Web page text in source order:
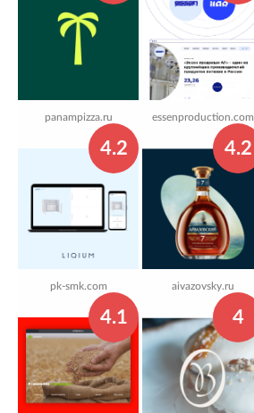
panampizza.ru essenproduction.com
4.2
pk-smk.com
4.2
aivazovsky.ru
4.1 4